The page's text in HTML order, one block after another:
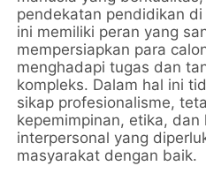
pendekatan pendidikan
ini memiliki peran yang
mempersiapkan para
menghadapi tugas dan
kompleks. Dalam hal ini
sikap profesionalisme,
kepemimpinan, etika, dan
interpersonal yang
masyarakat dengan baik.